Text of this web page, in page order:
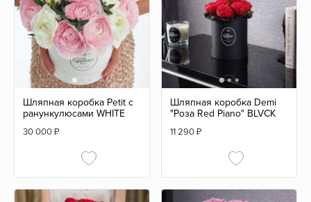
Шляпная коробка Petit с
ранункулюсами WHITE
30 000₽
Шляпная коробка Demi
"Роза Red Piano" BLVCK
11 290₽